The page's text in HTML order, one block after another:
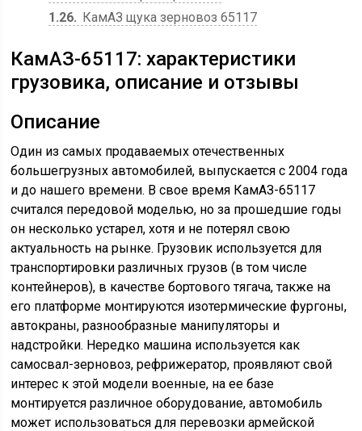
1.26
КамАЗ щука зерновоз 65117
КамАЗ-65117: характеристики
грузовика, описание и отзывы
Описание
Один из самых продаваемых отечественных
большегрузных автомобилей, выпускается с 2004 года
и до нашего времени. В свое время КамАЗ-65117
считался передовой моделью, но за прошедшие годы
он несколько устарел, хотя и не потерял свою
актуальность на рынке. Грузовик используется для
транспортировки различных грузов (в том числе
контейнеров), в качестве бортового тягача, также на
его платформе монтируются изотермические фургоны,
автокраны, разнообразные манипуляторы и
надстройки. Нередко машина используется как
самосвал-зерновоз, рефрижератор, проявляют свой
интерес к этой модели военные, на ее базе
монтируется различное оборудование, автомобиль
может использоваться для перевозки армейской